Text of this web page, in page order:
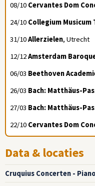
08/10 Cervantes Dom
24/10 Collegium Musicum
31/10Allerzielen, Utrecht
12/12Amsterdam
06/03 Beethoven
26/03 Bach: Matthäus-
27/03 Bach: Matthäus-
22/10 Cervantes Dom
Data & locaties
Cruquius Concerten -